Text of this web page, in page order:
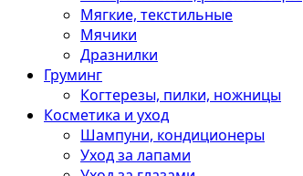
Мягкие, текстильные
Мячики
Дразнилки
Груминг
Когтерезы, пилки, ножницы
Косметика и уход
Шампуни, кондиционеры
Уход за лапами